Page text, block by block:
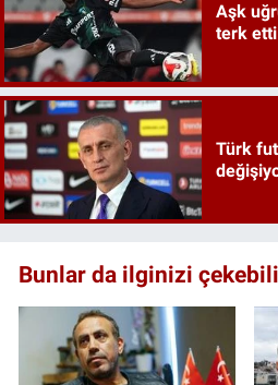
Aşk
terk etti
Türk
Bunlar da ilginizi